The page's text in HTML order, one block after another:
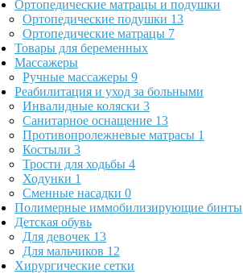
Ортопедические матрацы и подушки
Ортопедические подушки 13
Ортопедические матрацы 7
Товары для беременных
Массажеры
Ручные массажеры 9
Реабилитация и уход за больными
Инвалидные коляски 3
Санитарное оснащение 13
Противопролежневые матрасы 1
Костыли 3
Трости для ходьбы 4
Ходунки 1
Сменные насадки 0
Полимерные иммобилизирующие бинты
Детская обувь
Для девочек 13
Для мальчиков 12
Хирургические сетки